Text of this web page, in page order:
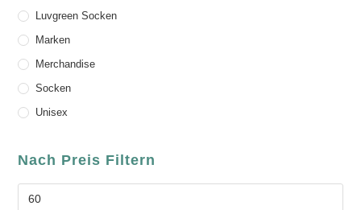
Luvgreen Socken
Marken
Merchandise
Socken
Unisex
Nach Preis Filtern